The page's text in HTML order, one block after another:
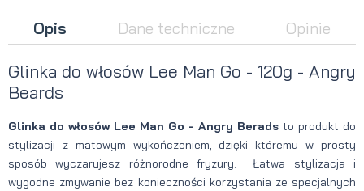
Opis Dane techniczne Opinie
Glinka do włosów Lee Man Go - 120g - Angry
Beards
Glinka do włosów Lee Man Go - Angry Berads to produkt do
stylizacji z matowym wykończeniem, dzięki któremu w prosty
sposób wyczarujesz różnorodne fryzury. Łatwa stylizacja i
wygodne zmywanie bez konieczności korzystania ze specjalnych